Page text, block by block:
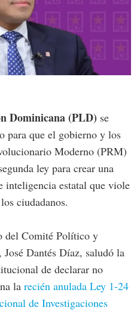
Dominicana (PLD) se
para que el gobierno y los
Moderno (PRM)
ley para crear una
inteligencia estatal que viole
ciudadanos.
del Comité Político y
Dantés Díaz, saludó la
de declarar no
la recién anulada Ley 1-24
de Investigaciones